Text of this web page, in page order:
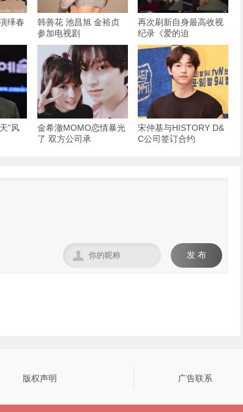
绎春
韩善花 池昌旭 金裕贞
参加电视剧
再次刷新自身最高收视
纪录《爱的迫
”风
金希澈MOMO恋情暴光
了 双方公司承
宋仲基与HISTORY D&
C公司签订合约
发 布

版权声明 广告联系